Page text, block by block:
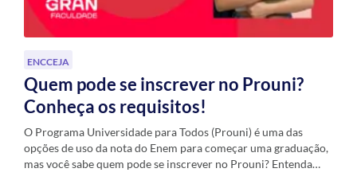
ENCCEJA
Quem pode se inscrever no Prouni?
Conheça os requisitos!
O Programa Universidade para Todos (Prouni) é uma das
opções de uso da nota do Enem para começar uma graduação,
mas você sabe quem pode se inscrever no Prouni? Entenda…